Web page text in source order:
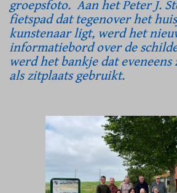
groepsfoto. Aan het Peter J.
fietspad dat tegenover het
kunstenaar ligt, werd het
informatiebord over de
werd het bankje dat
als zitplaats gebruikt.